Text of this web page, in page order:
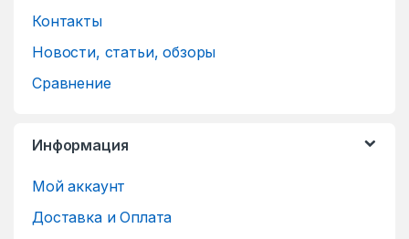
Контакты
Новости, статьи, обзоры
Сравнение
Информация
Мой аккаунт
Доставка и Оплата